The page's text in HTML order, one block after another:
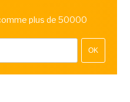
plus de 50000
OK